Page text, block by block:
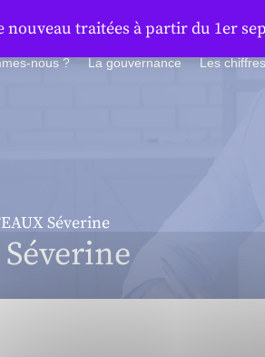
nous ? La gouvernance Les
Séverine
nouveau traitées à partir du 1er